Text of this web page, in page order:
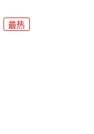
最热